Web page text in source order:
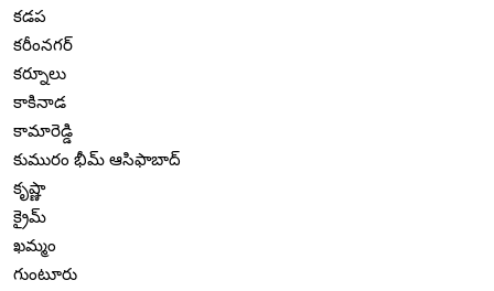
కడప
కరీంనగర్
కర్నూలు
కాకినాడ
కామారెడ్డి
కుమురం భీమ్ ఆసిఫాబాద్
కృష్ణా
క్రైమ్
ఖమ్మం
గుంటూరు